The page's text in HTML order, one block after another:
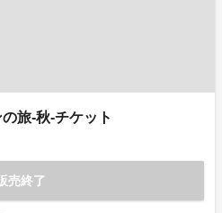
旅-秋-チケット
売終了